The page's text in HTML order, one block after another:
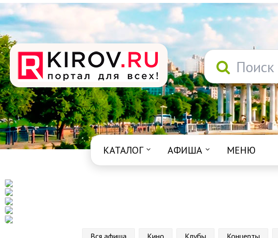
КАТАЛОГ АФИША МЕНЮ
Вся афиша Кино Клубы Концерты